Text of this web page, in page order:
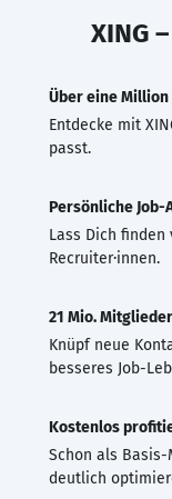
XING
Über eine Million
Entdecke mit
passt.
Persönliche Job-
Lass Dich finden
Recruiter·innen.
21 Mio. Mitglieder
Knüpf neue
besseres Job-
Kostenlos
Schon als Basis-
deutlich